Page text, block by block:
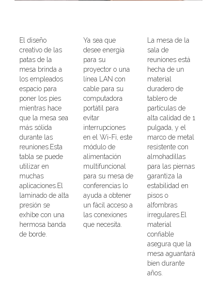
El diseño
creativo de las
patas de la
mesa brinda a
los empleados
espacio para
poner los pies
mientras hace
que la mesa sea
más sólida
durante las
reuniones.Esta
tabla se puede
utilizar en
muchas
aplicaciones.El
laminado de alta
presión se
exhibe con una
hermosa banda
de borde.
Ya sea que
desee energía
para su
proyector o una
línea LAN con
cable para su
computadora
portátil para
evitar
interrupciones
en el Wi-Fi, este
módulo de
alimentación
multifuncional
para su mesa de
conferencias lo
ayuda a obtener
un fácil acceso a
las conexiones
que necesita.
La mesa de la
sala de
reuniones está
hecha de un
material
duradero de
tablero de
partículas de
alta calidad de 1
pulgada, y el
marco de metal
resistente con
almohadillas
para las piernas
garantiza la
estabilidad en
pisos o
alfombras
irregulares.El
material
confiable
asegura que la
mesa aguantará
bien durante
años.